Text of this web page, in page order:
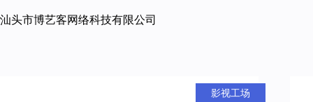
汕头市博艺客网络科技有限公司
影视工场